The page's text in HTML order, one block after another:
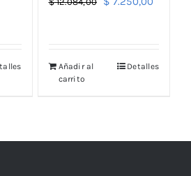
Añadir al
carrito
Detalles